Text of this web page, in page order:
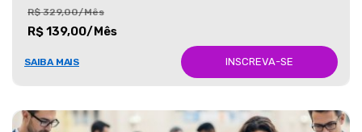
R$ 329,00/Mês
R$ 139,00/Mês
SAIBA MAIS INSCREVA-SE